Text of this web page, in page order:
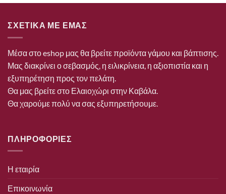
ΣΧΕΤΙΚΑ ΜΕ ΕΜΑΣ
Μέσα στο eshop μας θα βρείτε προϊόντα γάμου και βάπτισης.
Μας διακρίνει ο σεβασμός, η ειλικρίνεια, η αξιοπιστία και η
εξυπηρέτηση προς τον πελάτη.
Θα μας βρείτε στο Ελαιοχώρι στην Καβάλα.
Θα χαρούμε πολύ να σας εξυπηρετήσουμε.
ΠΛΗΡΟΦΟΡΙΕΣ
Η εταιρία
Επικοινωνία